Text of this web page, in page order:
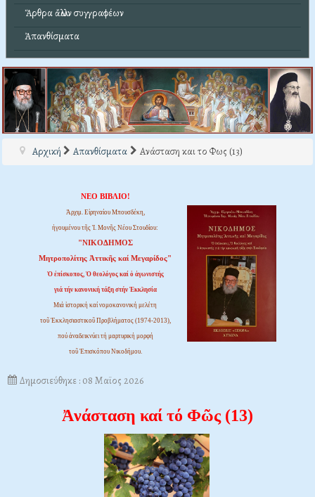
Ἄρθρα ἄλλων συγγραφέων
Ἀπανθίσματα
Αρχική Απανθίσματα Ανάσταση και το Φως (13)
ΝΕΟ ΒΙΒΛΙΟ!
Ἀρχιμ. Εἰρηναίου Μπουσδέκη,
ἡγουμένου τῆς Ἱ. Μονῆς Νέου Στουδίου:
"ΝΙΚΟΔΗΜΟΣ
Μητροπολίτης Ἀττικῆς καί Μεγαρίδος"
Ὁ ἐπίσκοπος, Ὁ θεολόγος καί ὁ ἀγωνιστής
γιά τήν κανονική τάξη στήν Ἐκκλησία
Μιά ἱστορική καί νομοκανονική μελέτη
τοῦ Ἐκκλησιαστικοῦ Προβλήματος (1974-2013),
πού ἀναδεικνύει τή μαρτυρική μορφή
τοῦ Ἐπισκόπου Νικοδήμου.
Δημοσιεύθηκε : 08 Μαϊος 2026
Ἀνάσταση καί τό Φῶς (13)